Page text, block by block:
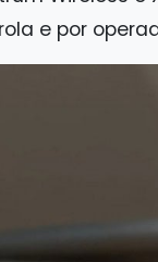
e por